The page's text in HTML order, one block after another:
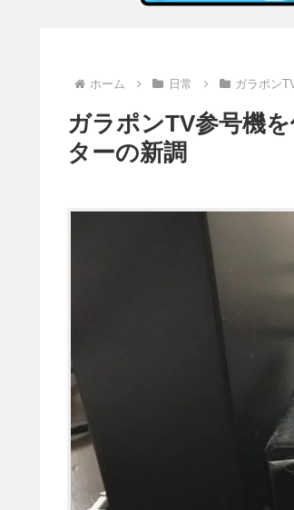
ホーム 日常 ガラポン
ガラポンTV参号機
ターの新調